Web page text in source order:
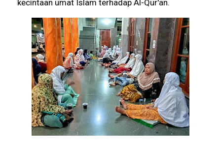
kecintaan umat Islam terhadap Al-Qur'an.